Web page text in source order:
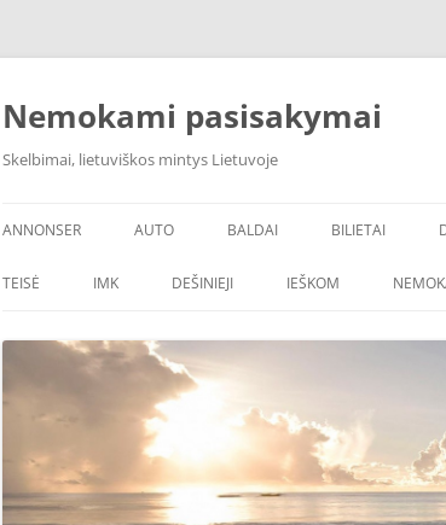
Skip
Nemokami pasisakymai
Skelbimai, lietuviškos mintys Lietuvoje
ANNONSER AUTO BALDAI BILIETAI
TEISĖ IMK DEŠINIEJI IEŠKOM